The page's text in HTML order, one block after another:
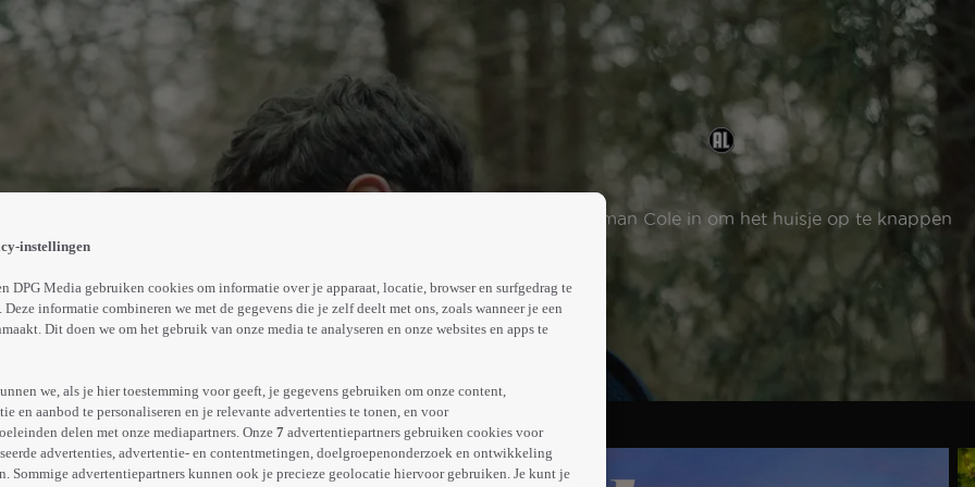
de blokhut van haar oma en besluit die te verkopen. Ze huurt klusjesman Cole in om het huisje op te knappen
Abonneren op Videoland
instellingen
DPG Media gebruiken cookies om informatie over je apparaat, locatie, browser en surfgedrag te
Deze informatie combineren we met de gegevens die je zelf deelt met ons, zoals wanneer je een
Dit doen we om het gebruik van onze media te analyseren en onze websites en apps te
we, als je hier toestemming voor geeft, je gegevens gebruiken om onze content,
en aanbod te personaliseren en je relevante advertenties te tonen, en voor
delen met onze mediapartners. Onze 7 advertentiepartners gebruiken cookies voor
advertenties, advertentie- en contentmetingen, doelgroepenonderzoek en ontwikkeling
Sommige advertentiepartners kunnen ook je precieze geolocatie hiervoor gebruiken. Je kunt je